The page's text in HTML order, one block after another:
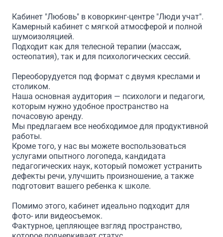
Кабинет "Любовь" в коворкинг-центре "Люди учат".
Камерный кабинет с мягкой атмосферой и полной
шумоизоляцией.
Подходит как для телесной терапии (массаж,
остеопатия), так и для психологических сессий.
Переоборудуется под формат с двумя креслами и
столиком.
Наша основная аудитория — психологи и педагоги,
которым нужно удобное пространство на
почасовую аренду.
Мы предлагаем все необходимое для продуктивной
работы.
Кроме того, у нас вы можете воспользоваться
услугами опытного логопеда, кандидата
педагогических наук, который поможет устранить
дефекты речи, улучшить произношение, а также
подготовит вашего ребенка к школе.
Помимо этого, кабинет идеально подходит для
фото- или видеосъемок.
Фактурное, цепляющее взгляд пространство,